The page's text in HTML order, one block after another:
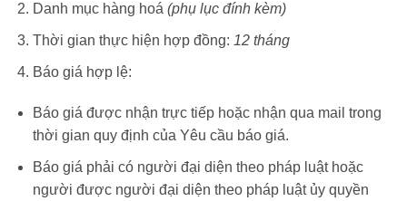
Danh mục hàng hoá (phụ lục đính kèm)
Thời gian thực hiện hợp đồng: 12 tháng
Báo giá hợp lệ:
Báo giá được nhận trực tiếp hoặc nhận qua mail trong
thời gian quy định của Yêu cầu báo giá.
Báo giá phải có người đại diện theo pháp luật hoặc
người được người đại diện theo pháp luật ủy quyền